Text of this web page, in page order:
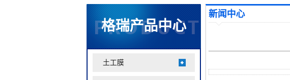
格瑞产品中心
土工膜
新闻中心